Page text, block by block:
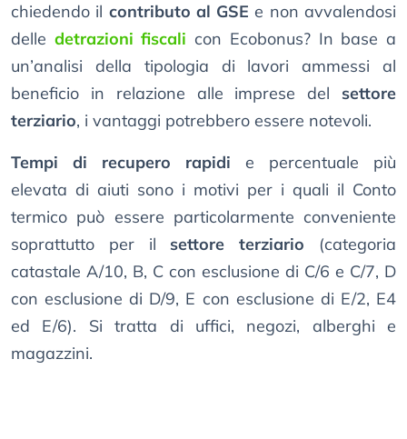
chiedendo il contributo al GSE e non avvalendosi
delle detrazioni fiscali con Ecobonus? In base a
un’analisi della tipologia di lavori ammessi al
beneficio in relazione alle imprese del settore
terziario, i vantaggi potrebbero essere notevoli.
Tempi di recupero rapidi e percentuale più
elevata di aiuti sono i motivi per i quali il Conto
termico può essere particolarmente conveniente
soprattutto per il settore terziario (categoria
catastale A/10, B, C con esclusione di C/6 e C/7, D
con esclusione di D/9, E con esclusione di E/2, E4
ed E/6). Si tratta di uffici, negozi, alberghi e
magazzini.